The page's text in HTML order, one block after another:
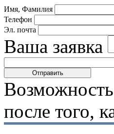
Имя, Фамилия
Телефон
Эл. почта
Ваша заявка
Возможность
после того,